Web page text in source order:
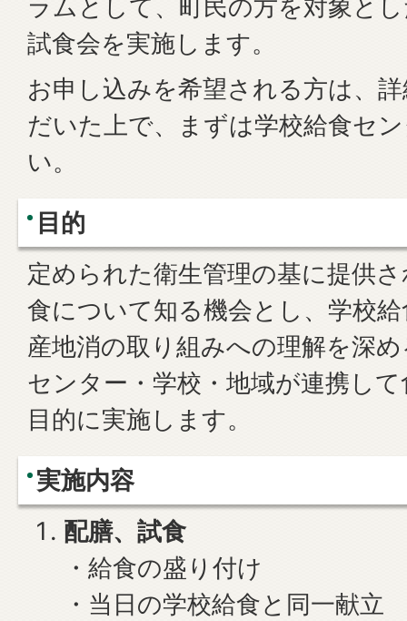
ラムとして、町民の方を対象と
試食会を実施します。
お申し込みを希望される方は、
だいた上で、まずは学校給食セ
い。
目的
定められた衛生管理の基に提供
食について知る機会とし、学校
産地消の取り組みへの理解を深
センター・学校・地域が連携し
目的に実施します。
実施内容
配膳、試食
・給食の盛り付け
・当日の学校給食と同一献立